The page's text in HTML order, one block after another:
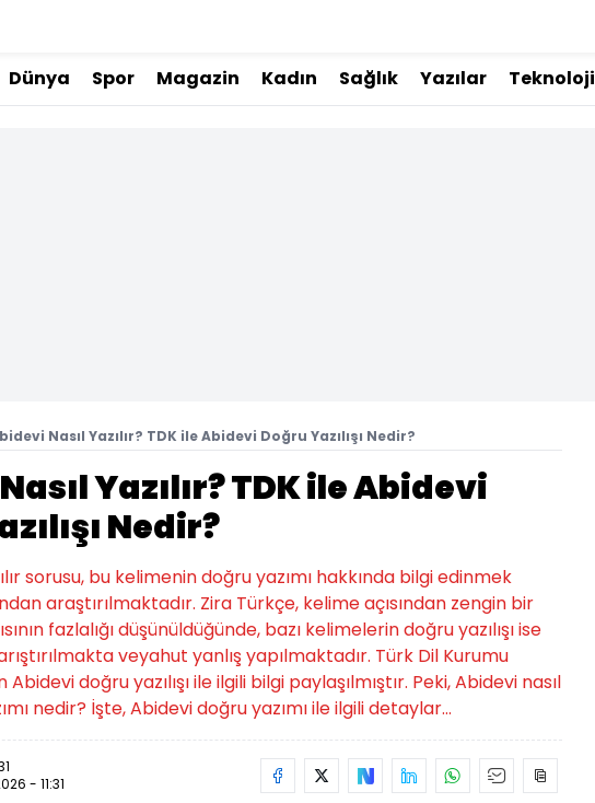
Dünya Spor Magazin Kadın Sağlık Yazılar Teknoloji
Nasıl Yazılır? TDK ile Abidevi Doğru Yazılışı Nedir?
Yazılır? TDK ile Abidevi
Nedir?
sorusu, bu kelimenin doğru yazımı hakkında bilgi edinmek
araştırılmaktadır. Zira Türkçe, kelime açısından zengin bir
fazlalığı düşünüldüğünde, bazı kelimelerin doğru yazılışı ise
veyahut yanlış yapılmaktadır. Türk Dil Kurumu
doğru yazılışı ile ilgili bilgi paylaşılmıştır. Peki, Abidevi nasıl
nedir? İşte, Abidevi doğru yazımı ile ilgili detaylar...
- 11:31